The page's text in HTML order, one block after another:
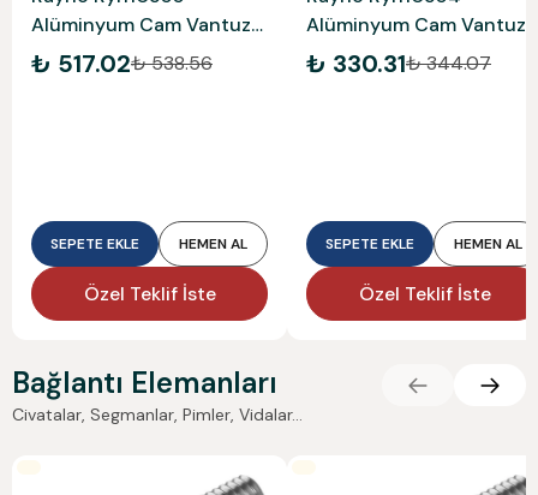
Alüminyum Cam Vantuzu
Üçlü Çap 118 Mm Dikey
100 Kg Yatay 120Kg
₺ 517.02₺ 538.56
SEPETE EKLE HEMEN AL
Özel Teklif İste
Alüminyum Cam Vantuzu
İkili Çap 118 Mm Dikey 70
Kg Yatay 90 Kg Kapasiteli
₺ 330.31₺ 344.07
SEPETE EKLE HEMEN AL
Özel Teklif İste
Bağlantı Elemanları
Civatalar, Segmanlar, Pimler, Vidalar...